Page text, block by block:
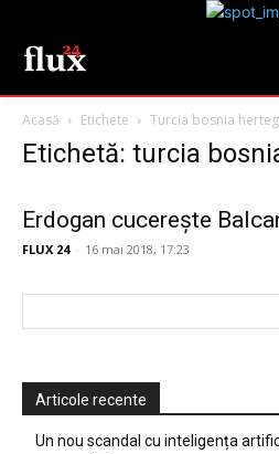
Acasă Etichete Turcia bosnia
Etichetă: turcia
Erdogan cucerește
FLUX 24 - 16 mai 2018, 17:23
Articole recente
Un nou scandal cu inteligența